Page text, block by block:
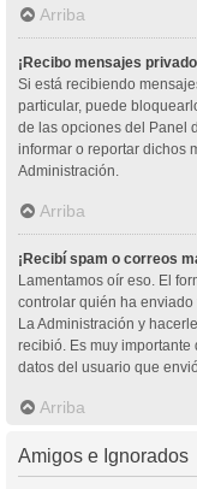
Arriba
¡Recibo mensajes
Si está recibiendo
particular, puede
de las opciones del Panel
informar o reportar dichos
Administración.
Arriba
¡Recibí spam o correos
Lamentamos oír eso. El
controlar quién ha
La Administración y
recibió. Es muy
datos del usuario que
Arriba
Amigos e Ignorados